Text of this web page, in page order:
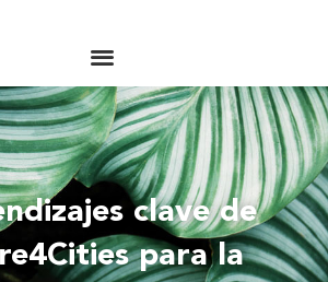
clave de
para la